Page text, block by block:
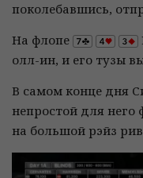
поколебавшись,
На флопе
олл-ин, и его тузы
В самом конце дня
непростой для
на большой рэйз